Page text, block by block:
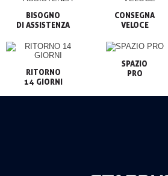
BISOGNO
CONSEGNA
VELOCE
RITORNO
14 GIORNI
SPAZIO
PRO